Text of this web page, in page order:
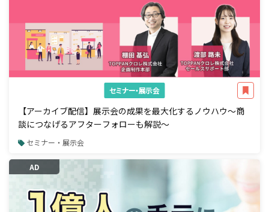
セミナー・展示会
【アーカイブ配信】展示会の成果を最大化するノウハウ～商
談につなげるアフターフォローも解説～
セミナー・展示会
AD